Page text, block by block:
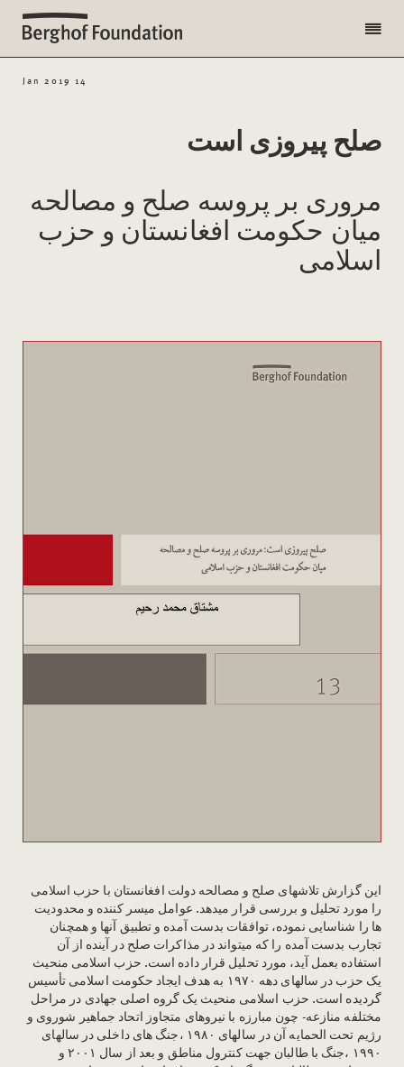
14 Jan 2019
صلح پیروزی است
مروری بر پروسه صلح و مصالحه
میان حکومت افغانستان و حزب
اسلامی
این گزارش تلاشهای صلح و مصالحه دولت افغانستان با حزب اسلامی
را مورد تحلیل و بررسی قرار میدهد. عوامل میسر کننده و محدودیت
ها را شناسایی نموده، توافقات بدست آمده و تطبیق آنها و همچنان
تجارب بدست آمده را که میتواند در مذاکرات صلح در آینده از آن
استفاده بعمل آید، مورد تحلیل قرار داده است. حزب اسلامی منحیث
یک حزب در سالهای دهه ۱۹۷۰ به هدف ایجاد حکومت اسلامی تأسیس
گردیده است. حزب اسلامی منحیث یک گروه اصلی جهادی در مراحل
مختلفه منازعه- چون مبارزه با نیروهای متجاوز اتحاد جماهیر شوروی و
رژیم تحت الحمایه آن در سالهای ۱۹۸۰ ،جنگ های داخلی در سالهای
۱۹۹۰ ،جنگ با طالبان جهت کنترول مناطق و بعد از سال ۲۰۰۱ و